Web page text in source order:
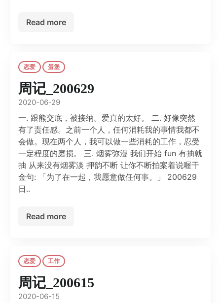
Read more
恋爱 蛋堡
周记_200629
2020-06-29
一. 跟熊交底，被接纳。爱真的太好。 二. 好像突然
有了责任感。之前一个人，任何消耗我的事情我都不
会做。现在两个人，我可以做一些消耗的工作，忍受
一定程度的磨损。 三. 烟雾弥漫 我们开始 fun 有抽就
抽 从来没有烟雾淡 押韵不断 让你不断拍案着说喔干
金句: 「为了在一起，我愿意做任何事。」 200629
日..
Read more
恋爱 工作
周记_200615
2020-06-15